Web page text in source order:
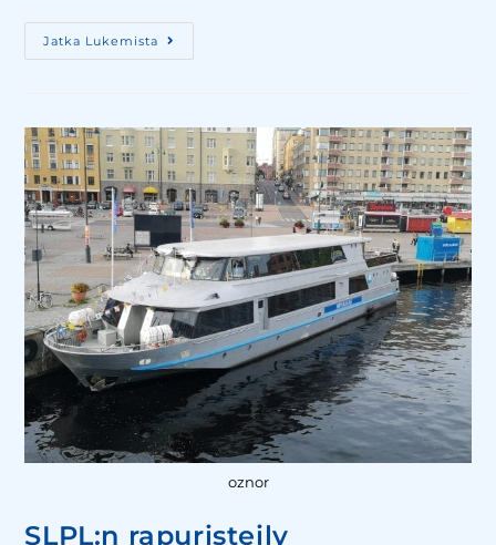
Jatka Lukemista
oznor
SLPL:n rapuristeily